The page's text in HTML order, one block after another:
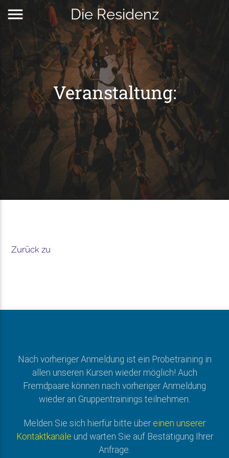
Die Residenz
menu
Veranstaltung:
Zurück zu
Nach vorheriger Anmeldung ist ein Probetraining in
allen unseren Kursen wieder möglich! Auch
Fremdpaare können nach vorheriger Anmeldung
wieder an Gruppentrainings teilnehmen.
Melden Sie sich hierfür bitte übereinen unserer
Kontaktkanäle und warten Sie auf Bestätigung Ihrer
Anfrage.